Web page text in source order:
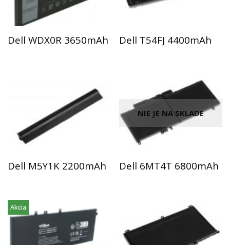
Dell WDX0R 3650mAh Dell T54FJ 4400mAh
Dell M5Y1K 2200mAh
NIE JE NA SKLADE
Dell 6MT4T 6800mAh
Akcia